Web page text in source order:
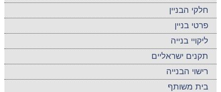
חלקי הבניין
פרטי בניין
ליקויי בנייה
תקנים ישראליים
רישוי הבנייה
בית משותף